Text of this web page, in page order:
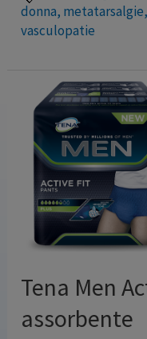
donna, metatarsalgie,
vasculopatie
calzata regolabile.
di relax per coloro
bendati o che
Minimo uso di
camminata sicura
assorbente a pianta
Tena Men
assorbente